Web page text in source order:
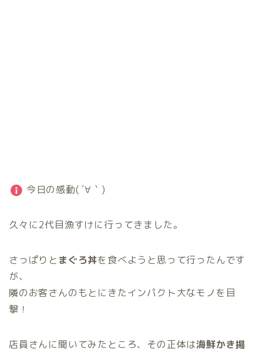
今日の感動( ´∀｀)
久々に2代目漁すけに行ってきました。
さっぱりと まぐろ丼を食べようと思って行ったんです
が、
隣のお客さんのもとにきたインパクト大なモノを目
撃！
店員さんに聞いてみたところ、その正体は海鮮かき揚